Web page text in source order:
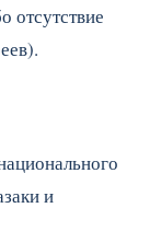
отсутствие
и